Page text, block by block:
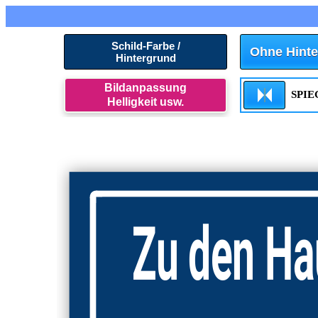
Schild-Farbe /
Hintergrund
Ohne
Bildanpassung
Helligkeit usw.
Zu den